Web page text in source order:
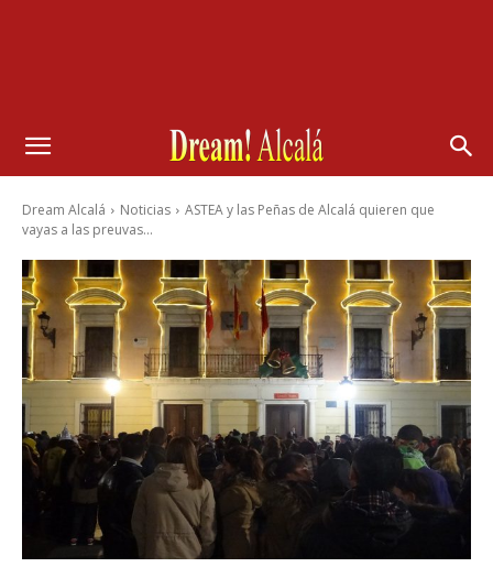
Dream Alcalá Noticias
ASTEA y las Peñas de Alcalá quieren que
vayas a las preuvas...